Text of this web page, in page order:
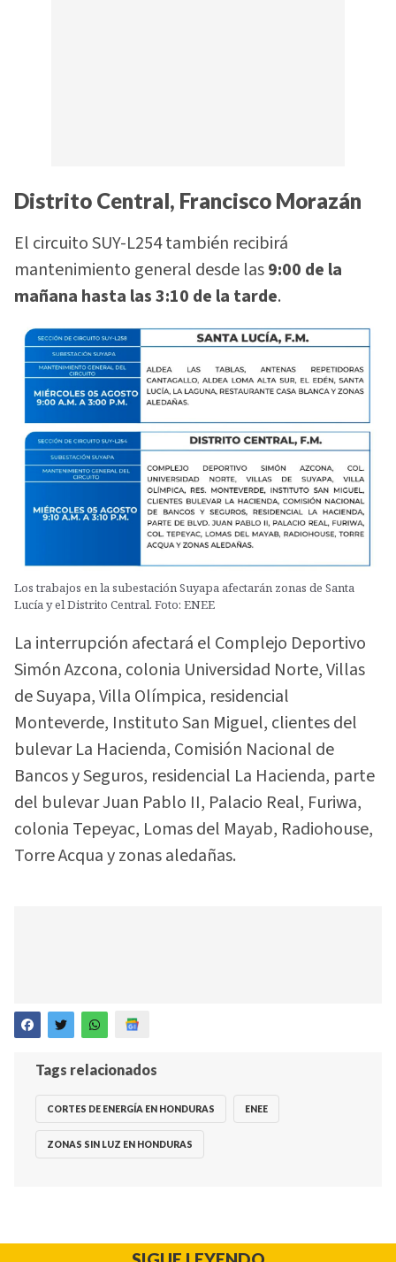
Distrito Central, Francisco Morazán
El circuito SUY-L254 también recibirá
mantenimiento general desde las9:00 de la
mañana hasta las 3:10 de la tarde.
Los trabajos en la subestación Suyapa afectarán zonas de Santa
Lucía y el Distrito Central. Foto: ENEE
La interrupción afectará el Complejo Deportivo
Simón Azcona, colonia Universidad Norte, Villas
de Suyapa, Villa Olímpica, residencial
Monteverde, Instituto San Miguel, clientes del
bulevar La Hacienda, Comisión Nacional de
Bancos y Seguros, residencial La Hacienda, parte
del bulevar Juan Pablo II, Palacio Real, Furiwa,
colonia Tepeyac, Lomas del Mayab, Radiohouse,
Torre Acqua y zonas aledañas.
Tags relacionados
CORTES DE ENERGÍA EN HONDURAS ENEE
ZONAS SIN LUZ EN HONDURAS